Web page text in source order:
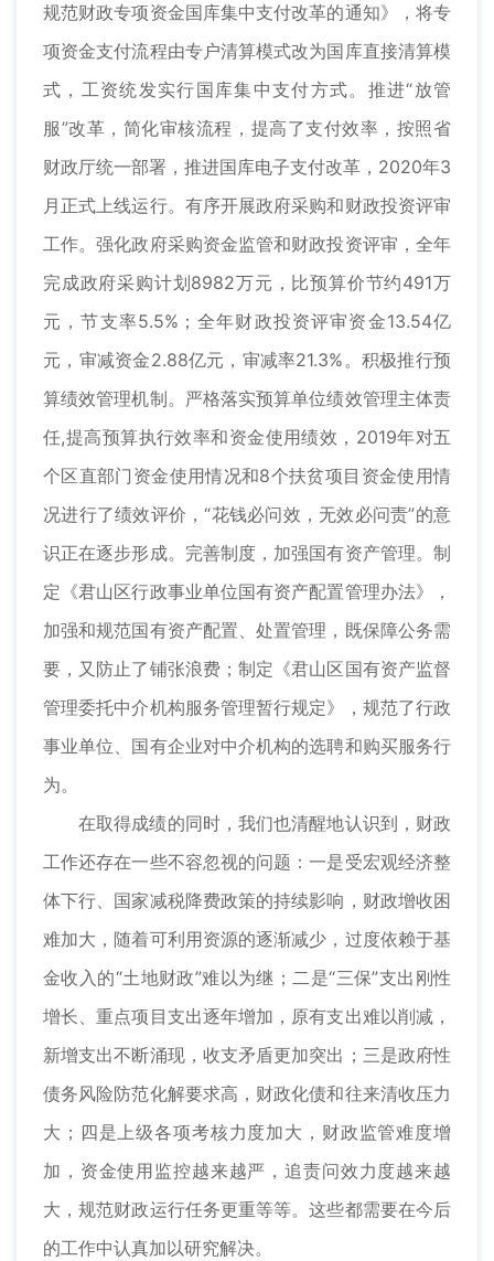
规范财政专项资金国库集中支付改革的通知》，将专
项资金支付流程由专户清算模式改为国库直接清算模
式，工资统发实行国库集中支付方式。推进“放管
服”改革，简化审核流程，提高了支付效率，按照省
财政厅统一部署，推进国库电子支付改革，2020年3
月正式上线运行。有序开展政府采购和财政投资评审
工作。强化政府采购资金监管和财政投资评审，全年
完成政府采购计划8982万元，比预算价节约491万
元，节支率5.5%；全年财政投资评审资金13.54亿
元，审减资金2.88亿元，审减率21.3%。积极推行预
算绩效管理机制。严格落实预算单位绩效管理主体责
任,提高预算执行效率和资金使用绩效，2019年对五
个区直部门资金使用情况和8个扶贫项目资金使用情
况进行了绩效评价，“花钱必问效，无效必问责”的意
识正在逐步形成。完善制度，加强国有资产管理。制
定《君山区行政事业单位国有资产配置管理办法》，
加强和规范国有资产配置、处置管理，既保障公务需
要，又防止了铺张浪费；制定《君山区国有资产监督
管理委托中介机构服务管理暂行规定》，规范了行政
事业单位、国有企业对中介机构的选聘和购买服务行
为。
在取得成绩的同时，我们也清醒地认识到，财政
工作还存在一些不容忽视的问题：一是受宏观经济整
体下行、国家减税降费政策的持续影响，财政增收困
难加大，随着可利用资源的逐渐减少，过度依赖于基
金收入的“土地财政”难以为继；二是“三保”支出刚性
增长、重点项目支出逐年增加，原有支出难以削减，
新增支出不断涌现，收支矛盾更加突出；三是政府性
债务风险防范化解要求高，财政化债和往来清收压力
大；四是上级各项考核力度加大，财政监管难度增
加，资金使用监控越来越严，追责问效力度越来越
大，规范财政运行任务更重等等。这些都需要在今后
的工作中认真加以研究解决。